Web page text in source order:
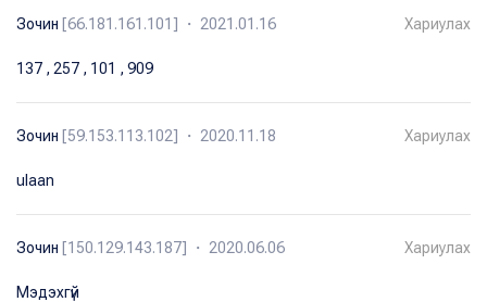
Зочин [66.181.161.101] ・ 2021.01.16 Хариулах
137 , 257 , 101 , 909
Зочин [59.153.113.102] ・ 2020.11.18 Хариулах
ulaan
Зочин [150.129.143.187] ・ 2020.06.06 Хариулах
Мэдэхгүй